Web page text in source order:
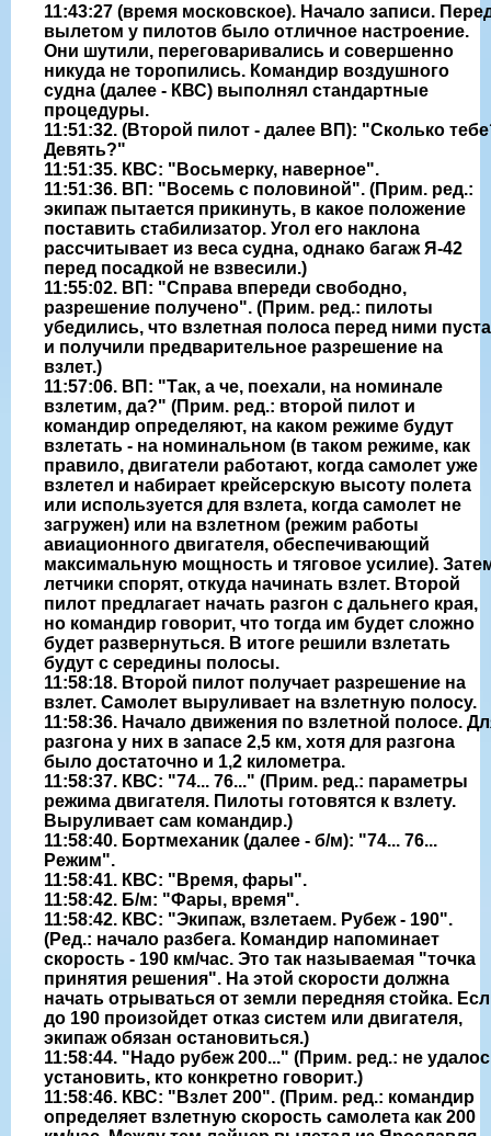
11:43:27 (время московское). Начало записи.
вылетом у пилотов было отличное настроение.
Они шутили, переговаривались и совершенно
никуда не торопились. Командир воздушного
судна (далее - КВС) выполнял стандартные
процедуры.
11:51:32. (Второй пилот - далее ВП): "Сколько
Девять?"
11:51:35. КВС: "Восьмерку, наверное".
11:51:36. ВП: "Восемь с половиной". (Прим. ред.:
экипаж пытается прикинуть, в какое положение
поставить стабилизатор. Угол его наклона
рассчитывает из веса судна, однако багаж Я-42
перед посадкой не взвесили.)
11:55:02. ВП: "Справа впереди свободно,
разрешение получено". (Прим. ред.: пилоты
убедились, что взлетная полоса перед ними пуста
и получили предварительное разрешение на
взлет.)
11:57:06. ВП: "Так, а че, поехали, на номинале
взлетим, да?" (Прим. ред.: второй пилот и
командир определяют, на каком режиме будут
взлетать - на номинальном (в таком режиме, как
правило, двигатели работают, когда самолет уже
взлетел и набирает крейсерскую высоту полета
или используется для взлета, когда самолет не
загружен) или на взлетном (режим работы
авиационного двигателя, обеспечивающий
максимальную мощность и тяговое усилие).
летчики спорят, откуда начинать взлет. Второй
пилот предлагает начать разгон с дальнего края,
но командир говорит, что тогда им будет сложно
будет развернуться. В итоге решили взлетать
будут с середины полосы.
11:58:18. Второй пилот получает разрешение на
взлет. Самолет выруливает на взлетную полосу.
11:58:36. Начало движения по взлетной полосе.
разгона у них в запасе 2,5 км, хотя для разгона
было достаточно и 1,2 километра.
11:58:37. КВС: "74... 76..." (Прим. ред.: параметры
режима двигателя. Пилоты готовятся к взлету.
Выруливает сам командир.)
11:58:40. Бортмеханик (далее - б/м): "74... 76...
Режим".
11:58:41. КВС: "Время, фары".
11:58:42. Б/м: "Фары, время".
11:58:42. КВС: "Экипаж, взлетаем. Рубеж - 190".
(Ред.: начало разбега. Командир напоминает
скорость - 190 км/час. Это так называемая "точка
принятия решения". На этой скорости должна
начать отрываться от земли передняя стойка.
до 190 произойдет отказ систем или двигателя,
экипаж обязан остановиться.)
11:58:44. "Надо рубеж 200..." (Прим. ред.: не
установить, кто конкретно говорит.)
11:58:46. КВС: "Взлет 200". (Прим. ред.: командир
определяет взлетную скорость самолета как 200